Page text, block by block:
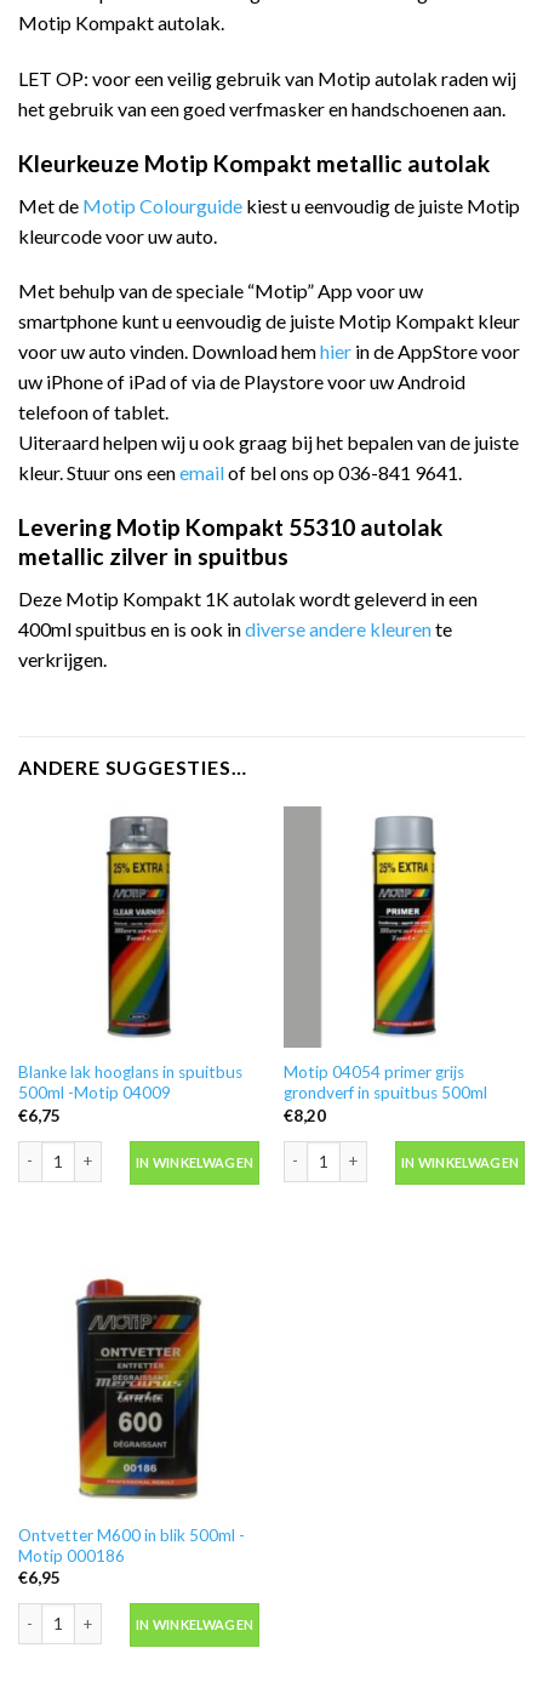
Motip Kompakt autolak.
LET OP: voor een veilig gebruik van Motip autolak raden wij
het gebruik van een goed verfmasker en handschoenen aan.
Kleurkeuze Motip Kompakt metallic autolak
Met de Motip Colourguide kiest u eenvoudig de juiste Motip
kleurcode voor uw auto.
Met behulp van de speciale “Motip” App voor uw
smartphone kunt u eenvoudig de juiste Motip Kompakt kleur
voor uw auto vinden. Download hemhier in de AppStore voor
uw iPhone of iPad of via de Playstore voor uw Android
telefoon of tablet.
Uiteraard helpen wij u ook graag bij het bepalen van de juiste
kleur. Stuur ons eenemailof bel ons op 036-841 9641.
Levering Motip Kompakt 55310 autolak
metallic zilver in spuitbus
Deze Motip Kompakt 1K autolak wordt geleverd in een
400ml spuitbus en is ook indiverse andere kleurente
verkrijgen.
ANDERE SUGGESTIES…
Blanke lak hooglans in spuitbus
500ml -Motip 04009
€6,75
IN WINKELWAGEN
Motip 04054 primer grijs
grondverf in spuitbus 500ml
€8,20
IN WINKELWAGEN
Ontvetter M600 in blik 500ml -
Motip 000186
€6,95
Ontvetter M600 in blik 500ml -Motip 000186 aantal
IN WINKELWAGEN